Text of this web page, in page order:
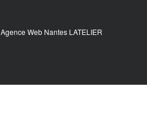
Agence Web Nantes LATELIER